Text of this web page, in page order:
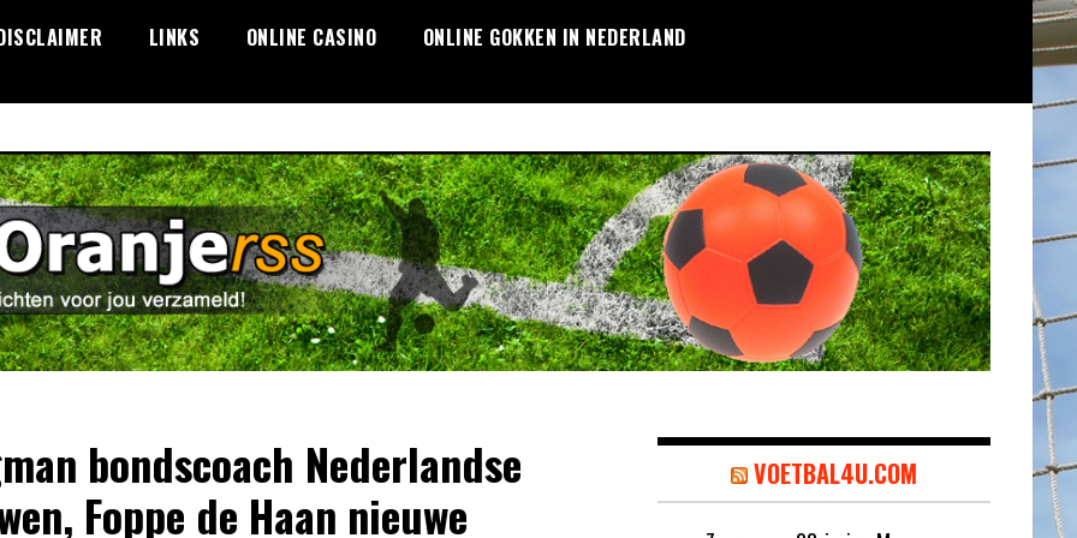
LINKS ONLINE CASINO
ONLINE GOKKEN IN NEDERLAND
bondscoach Nederlandse
Foppe de Haan nieuwe
VOETBAL4U.COM